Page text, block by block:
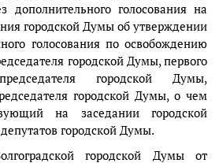
дополнительного голосования на
городской Думы об утверждении
голосования по освобождению
городской Думы, первого
городской Думы,
городской Думы, о чем
на заседании городской
городской Думы.
городской Думы от